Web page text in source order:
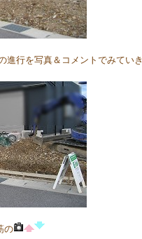
進行を写真＆コメントでみてい
の